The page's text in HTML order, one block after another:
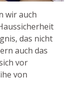
wir auch
das nicht
auch das
vor
von